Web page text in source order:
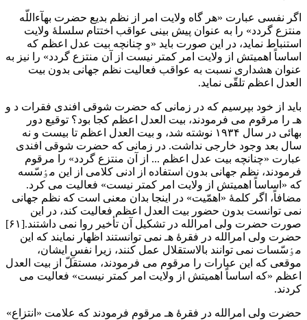
اگر نفسی عبارت «هر گاه ولایت امر از نظم بدیع حضرت بهآءاللّه
منتزع گردد» را به عنوان پیش بینی عواقب اختتام سلسلۀ ولایت
استنباط نماید، در این صورت باید «و چنانچه بیت عدل اعظم که
اساساً اهمیتش از ولایت امر کمتر نیست از آن منتزع گردد» را نیز به
عنوان هشداری نسبت به عواقب فعالیت نظم جهانی بدون بیت
العدل اعظم تلقّی نماید.
باید از خود بپرسیم که در زمانی که حضرت شوقی افندی فقرات د و
هـ را مرقوم می فرمودند، بیت العدل اعظم کجا بود؟ توقیع دور
بهائی در سال ۱۹۳۴ نوشته شد، و بیت العدل اعظم تا بیست و نه
سال بعد وجود خارجی نداشت. در زمانی که حضرت شوقی افندی
عبارت «چنانچه بیت عدل اعظم ... از آن منتزع گردد» را مرقوم
فرمودند، نظم جهانی بدون استفاده از ادنی کلامی از این مٶسّسه
که «اساساً اهمیتش از ولایت امر کمتر نیست» فعالیت می کرد.
مضافاً، اگر کلمۀ «اهمّیت» در اینجا بدان معنی است که نظم جهانی
نمی توانست بدون حضور بیت العدل اعظم فعالیت کند، در این
صورت حضرت ولی امرالله در تشکیل آن تأخیر روا نمی داشتند.[۶۱]
حضرت ولی امرالله در فقرۀ هـ نمی توانستند اظهار نمایند که این
مٶسّسات نمی توانند بالاستقلال عمل کنند، زیرا نفسِ ایشان،
موقعی که این عبارات را مرقوم می فرمودند، مستقلّ از بیت العدل
اعظم «که اساساً اهمیتش از ولایت امر کمتر نیست» فعالیت می
کردند.
حضرت ولی امرالله در فقرۀ هـ مرقوم فرمودند که علامت «انتزاع»